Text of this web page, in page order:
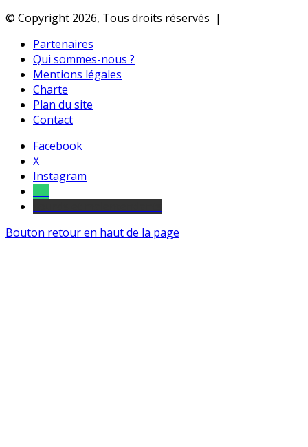
© Copyright 2026, Tous droits réservés |
Partenaires
Qui sommes-nous ?
Mentions légales
Charte
Plan du site
Contact
Facebook
X
Instagram
Bouton retour en haut de la page